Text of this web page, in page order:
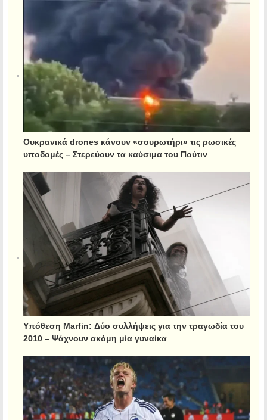
Ουκρανικά drones κάνουν «σουρωτήρι» τις ρωσικές
υποδομές – Στερεύουν τα καύσιμα του Πούτιν
Υπόθεση Marfin: Δύο συλλήψεις για την τραγωδία του
2010 – Ψάχνουν ακόμη μία γυναίκα